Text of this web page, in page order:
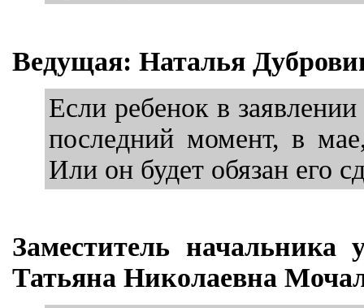
Ведущая: Наталья
Если ребенок в
последний момент, в
Или он будет обязан его
Заместитель начальника
Татьяна Николаевна